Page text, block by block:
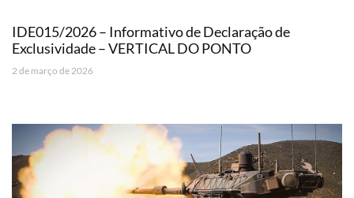
IDE015/2026 – Informativo de Declaração de
Exclusividade – VERTICAL DO PONTO
2 de março de 2026